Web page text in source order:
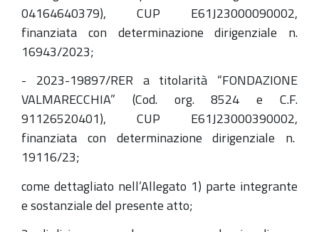
04164640379), CUP E61J23000090002,
finanziata con determinazione dirigenziale n.
16943/2023;
- 2023-19897/RER a titolarità “FONDAZIONE
VALMARECCHIA” (Cod. org. 8524 e C.F.
91126520401), CUP E61J23000390002,
finanziata con determinazione dirigenziale n.
19116/23;
come dettagliato nell’Allegato 1) parte integrante
e sostanziale del presente atto;